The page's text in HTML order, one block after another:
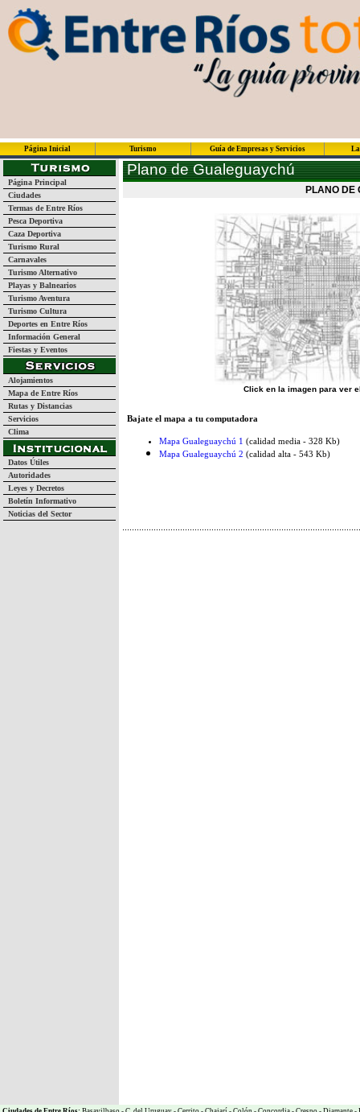
Página Inicial Turismo Guía de Empresas y Servicios
Página Principal
Ciudades
Termas de Entre Ríos
Pesca Deportiva
Caza Deportiva
Turismo Rural
Carnavales
Turismo Alternativo
Playas y Balnearios
Turismo Aventura
Turismo Cultura
Deportes en Entre Ríos
Información General
Fiestas y Eventos
Alojamientos
Mapa de Entre Ríos
Rutas y Distancias
Servicios
Clima
Datos Útiles
Autoridades
Leyes y Decretos
Boletín Informativo
Noticias del Sector
Plano de Gualeguaychú
PLANO DE
Click en la imagen para ver
Bajate el mapa a tu computadora
Mapa Gualeguaychú 1 (calidad media - 328 Kb)
Mapa Gualeguaychú 2 (calidad alta - 543 Kb)